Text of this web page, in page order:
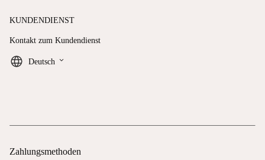
KUNDENDIENST
Kontakt zum Kundendienst
Deutsch keyboard_arrow_down
Zahlungsmethoden